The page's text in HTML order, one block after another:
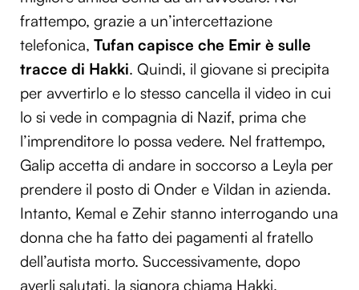
frattempo, grazie a un’intercettazione
telefonica, Tufan capisce che Emir è sulle
tracce di Hakki. Quindi, il giovane si precipita
per avvertirlo e lo stesso cancella il video in cui
lo si vede in compagnia di Nazif, prima che
l’imprenditore lo possa vedere. Nel frattempo,
Galip accetta di andare in soccorso a Leyla per
prendere il posto di Onder e Vildan in azienda.
Intanto, Kemal e Zehir stanno interrogando una
donna che ha fatto dei pagamenti al fratello
dell’autista morto. Successivamente, dopo
averli salutati, la signora chiama Hakki.